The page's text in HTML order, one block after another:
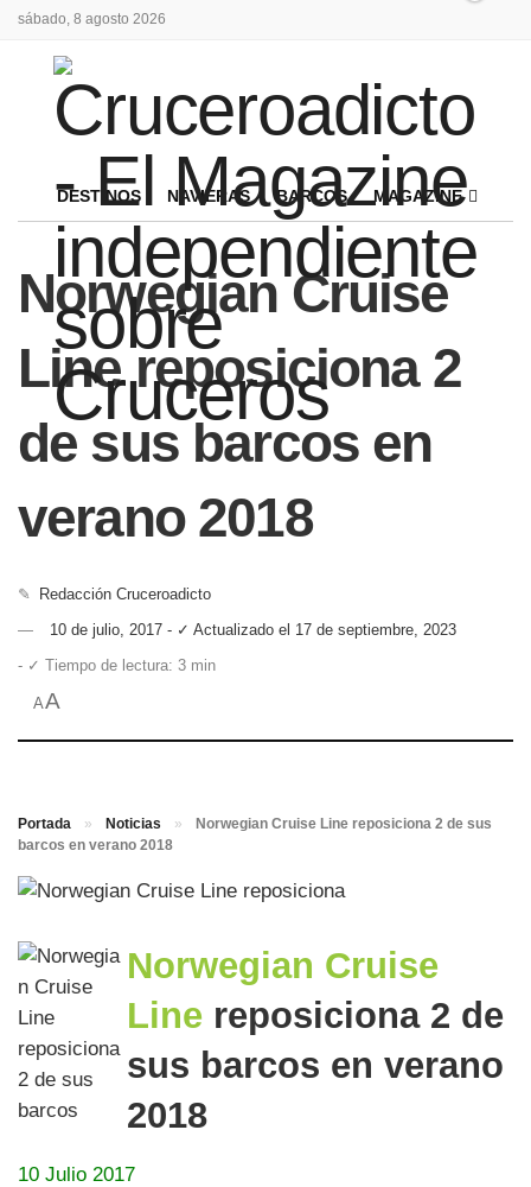
sábado, 8 agosto 2026
DESTINOS NAVIERAS BARCOS MAGAZINE
Norwegian Cruise
Line reposiciona 2
de sus barcos en
verano 2018
✎
Redacción Cruceroadicto
10 de julio, 2017 - ✓ Actualizado el 17 de septiembre, 2023
- ✓ Tiempo de lectura: 3 min
AA
Portada » Noticias »
Norwegian Cruise Line reposiciona 2 de sus
barcos en verano 2018
Norwegian Cruise
Line reposiciona 2 de
sus barcos en verano
2018
10 Julio 2017